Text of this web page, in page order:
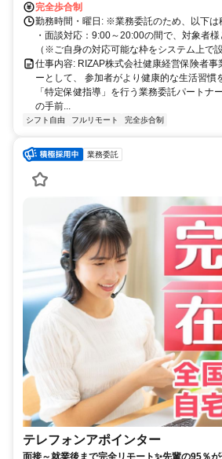
す。1件ごとの成果報酬型だから、頑張った分
に。充実のサポート体制で、安心の在宅ワーク
完全歩合制
勤務時間・曜日: ※業務委託のため、以下は
・面談対応：9:00～20:00の間で、対象者
（※ご自身の対応可能な枠をシステム上で
仕事内容: RIZAP株式会社健康経営保険者事
ーとして、 参加者がより健康的な生活習慣
「特定保健指導」を行う業務委託パートナ
の手前...
シフト自由 フルリモート 完全歩合制
業務委託
テレフォンアポインター
面接～就業後まで完全リモート✨先輩の95％